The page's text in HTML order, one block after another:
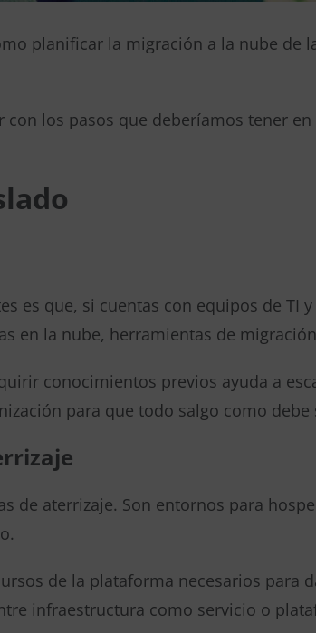
planificar la migración a la nube de
los pasos que deberíamos tener
es que, si cuentas con equipos de TI
en la nube, herramientas de
conocimientos previos ayuda a
para que todo salgo como debe
de aterrizaje. Son entornos para
de la plataforma necesarios para
infraestructura como servicio o